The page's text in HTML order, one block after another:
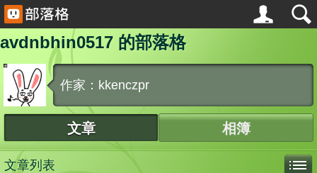
avdnbhin0517 的部落格
作家：kkenczpr
文章 相簿
文章列表